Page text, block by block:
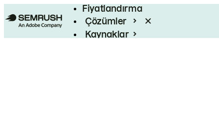
Fiyatlandırma
Çözümler
Kaynaklar